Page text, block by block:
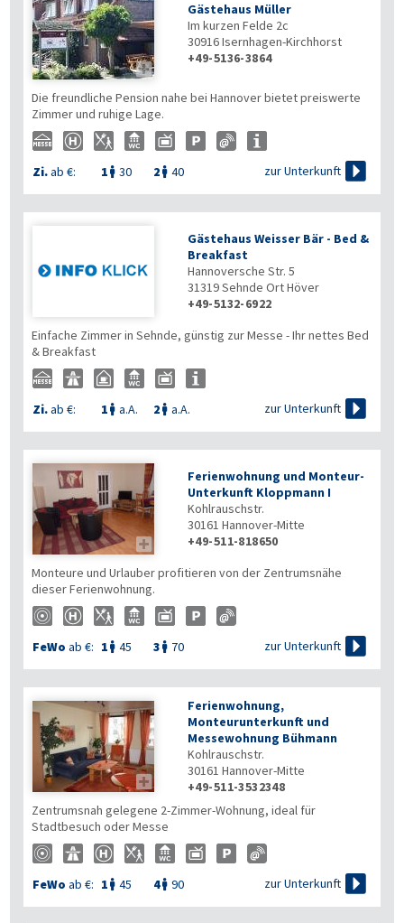

Gästehaus Müller
Im kurzen Felde 2c
30916Isernhagen-Kirchhorst
+49-5136-3864
Zi.ab €: 1  30 2  40
Die freundliche Pension nahe bei Hannover bietet preiswerte
Zimmer und ruhige Lage.
zur Unterkunft 
Gästehaus Weisser Bär - Bed &
Breakfast
Hannoversche Str. 5
31319Sehnde Ort Höver
+49-5132-6922
Zi.ab €: 1  a.A. 2  a.A.
Einfache Zimmer in Sehnde, günstig zur Messe - Ihr nettes Bed
& Breakfast
zur Unterkunft 

Ferienwohnung und Monteur-
Unterkunft Kloppmann I
Kohlrauschstr.
30161 Hannover-Mitte
+49-511-818650
FeWo ab €: 1  45 3  70
Monteure und Urlauber profitieren von der Zentrumsnähe
dieser Ferienwohnung.
zur Unterkunft 

Ferienwohnung,
Monteurunterkunft und
Messewohnung Bühmann
Kohlrauschstr.
30161 Hannover-Mitte
+49-511-3532348
FeWo ab €: 1  45 4 90
Zentrumsnah gelegene 2-Zimmer-Wohnung, ideal für
Stadtbesuch oder Messe
zur Unterkunft 